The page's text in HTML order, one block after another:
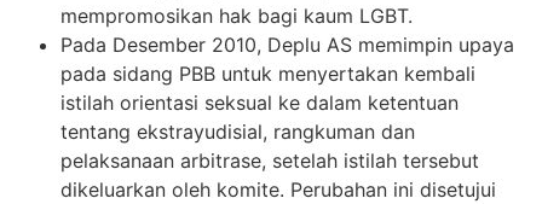
mempromosikan hak bagi kaum LGBT.
Pada Desember 2010, Deplu AS memimpin upaya
pada sidang PBB untuk menyertakan kembali
istilah orientasi seksual ke dalam ketentuan
tentang ekstrayudisial, rangkuman dan
pelaksanaan arbitrase, setelah istilah tersebut
dikeluarkan oleh komite. Perubahan ini disetujui